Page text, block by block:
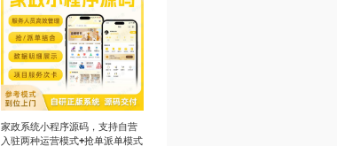
家政系统小程序源码，支持自营
入驻两种运营模式+抢单派单模式